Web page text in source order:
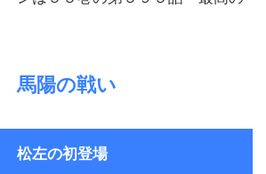
馬陽の戦い
松左の初登場